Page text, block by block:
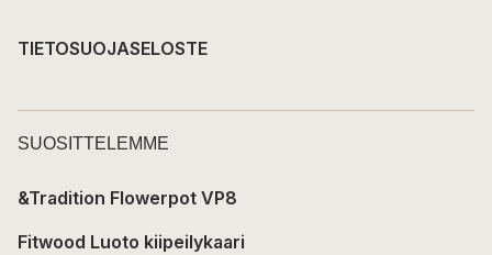
TIETOSUOJASELOSTE
SUOSITTELEMME
&Tradition Flowerpot VP8
Fitwood Luoto kiipeilykaari